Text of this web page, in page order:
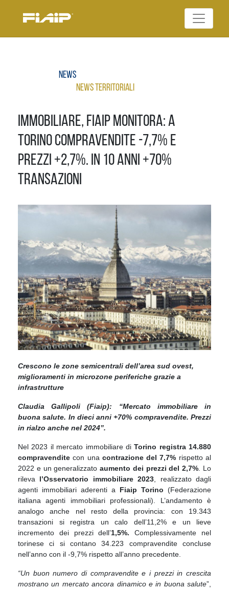
Federazione Italiana
News
News Territoriali
Immobiliare, Fiaip Monitora: A
Torino compravendite -7,7% e
prezzi +2,7%. In 10 anni +70%
transazioni
Crescono le zone semicentrali dell’area sud ovest,
miglioramenti in microzone periferiche grazie a
infrastrutture
Claudia Gallipoli (Fiaip): “Mercato immobiliare in
buona salute. In dieci anni +70% compravendite. Prezzi
in rialzo anche nel 2024”.
Nel 2023 il mercato immobiliare diTorino registra 14.880
compravendite con una contrazione del 7,7% rispetto al
2022 e un generalizzatoaumento dei prezzi del 2,7% . Lo
rileva l’Osservatorio immobiliare 2023 , realizzato dagli
agenti immobiliari aderenti a Fiaip Torino (Federazione
italiana agenti immobiliari professionali). L’andamento è
analogo anche nel resto della provincia: con 19.343
transazioni si registra un calo dell’11,2% e un lieve
incremento dei prezzi dell’1,5%.Complessivamente nel
torinese ci si contano 34.223 compravendite concluse
nell’anno con il -9,7% rispetto all’anno precedente.
“Un buon numero di compravendite e i prezzi in crescita
mostrano un mercato ancora dinamico e in buona salute”,